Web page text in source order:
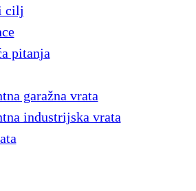
cilj
pitanja
garažna vrata
industrijska vrata